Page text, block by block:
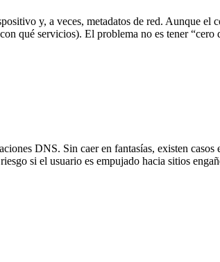
y, a veces, metadatos de red. Aunque el
qué servicios). El problema no es tener
DNS. Sin caer en fantasías, existen casos
si el usuario es empujado hacia sitios